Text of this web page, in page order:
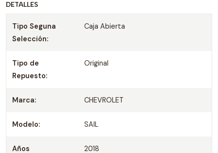
DETALLES
Tipo Seguna
Selección:
Caja Abierta
Tipo de
Repuesto:
Original
Marca: CHEVROLET
Modelo: SAIL
Años
2018